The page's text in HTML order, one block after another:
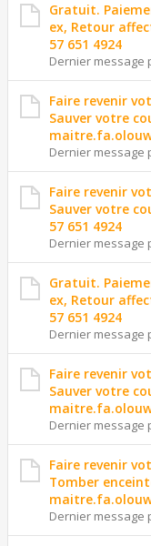
Gratuit.
ex, Retour
57 651 4924
Dernier message
Faire revenir
Sauver votre
Dernier message
Faire revenir
Sauver votre
57 651 4924
Dernier message
Gratuit.
ex, Retour
57 651 4924
Dernier message
Faire revenir
Sauver votre
Dernier message
Faire revenir
Tomber
Dernier message